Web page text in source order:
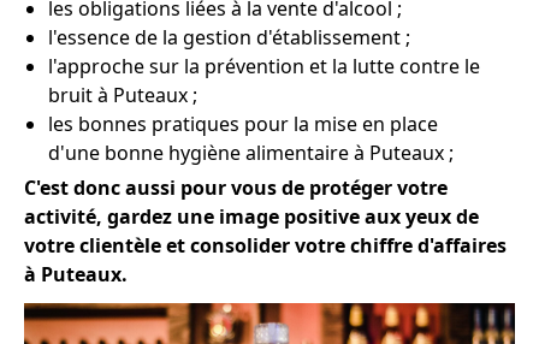
les obligations liées à la vente d'alcool ;
l'essence de la gestion d'établissement ;
l'approche sur la prévention et la lutte contre le
bruit à Puteaux ;
les bonnes pratiques pour la mise en place
d'une bonne hygiène alimentaire à Puteaux ;
C'est donc aussi pour vous de protéger votre
activité, gardez une image positive aux yeux de
votre clientèle et consolider votre chiffre d'affaires
à Puteaux.